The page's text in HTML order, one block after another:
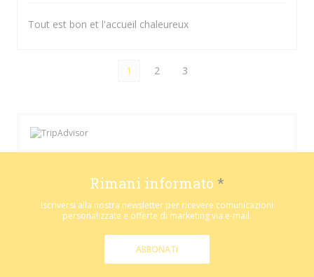
Tout est bon et l'accueil chaleureux
1 2 3
Rimani informato *
Iscriversi alla nostra newsletter per ricevere comunicazioni
personalizzate e offerte di marketing via e-mail.
ABBONATI